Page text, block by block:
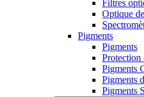
Filtres
Optique
Pigments
Pigments
Protection
Pigments
Pigments
Pigments